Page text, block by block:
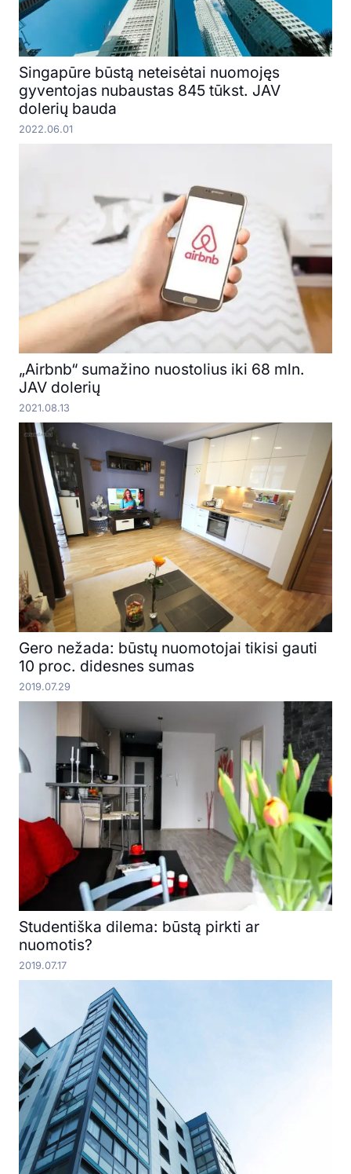
Singapūre būstą neteisėtai nuomojęs
gyventojas nubaustas 845 tūkst. JAV
dolerių bauda
2022.06.01
„Airbnb“ sumažino nuostolius iki 68 mln.
JAV dolerių
2021.08.13
Gero nežada: būstų nuomotojai tikisi gauti
10 proc. didesnes sumas
2019.07.29
Studentiška dilema: būstą pirkti ar
nuomotis?
2019.07.17